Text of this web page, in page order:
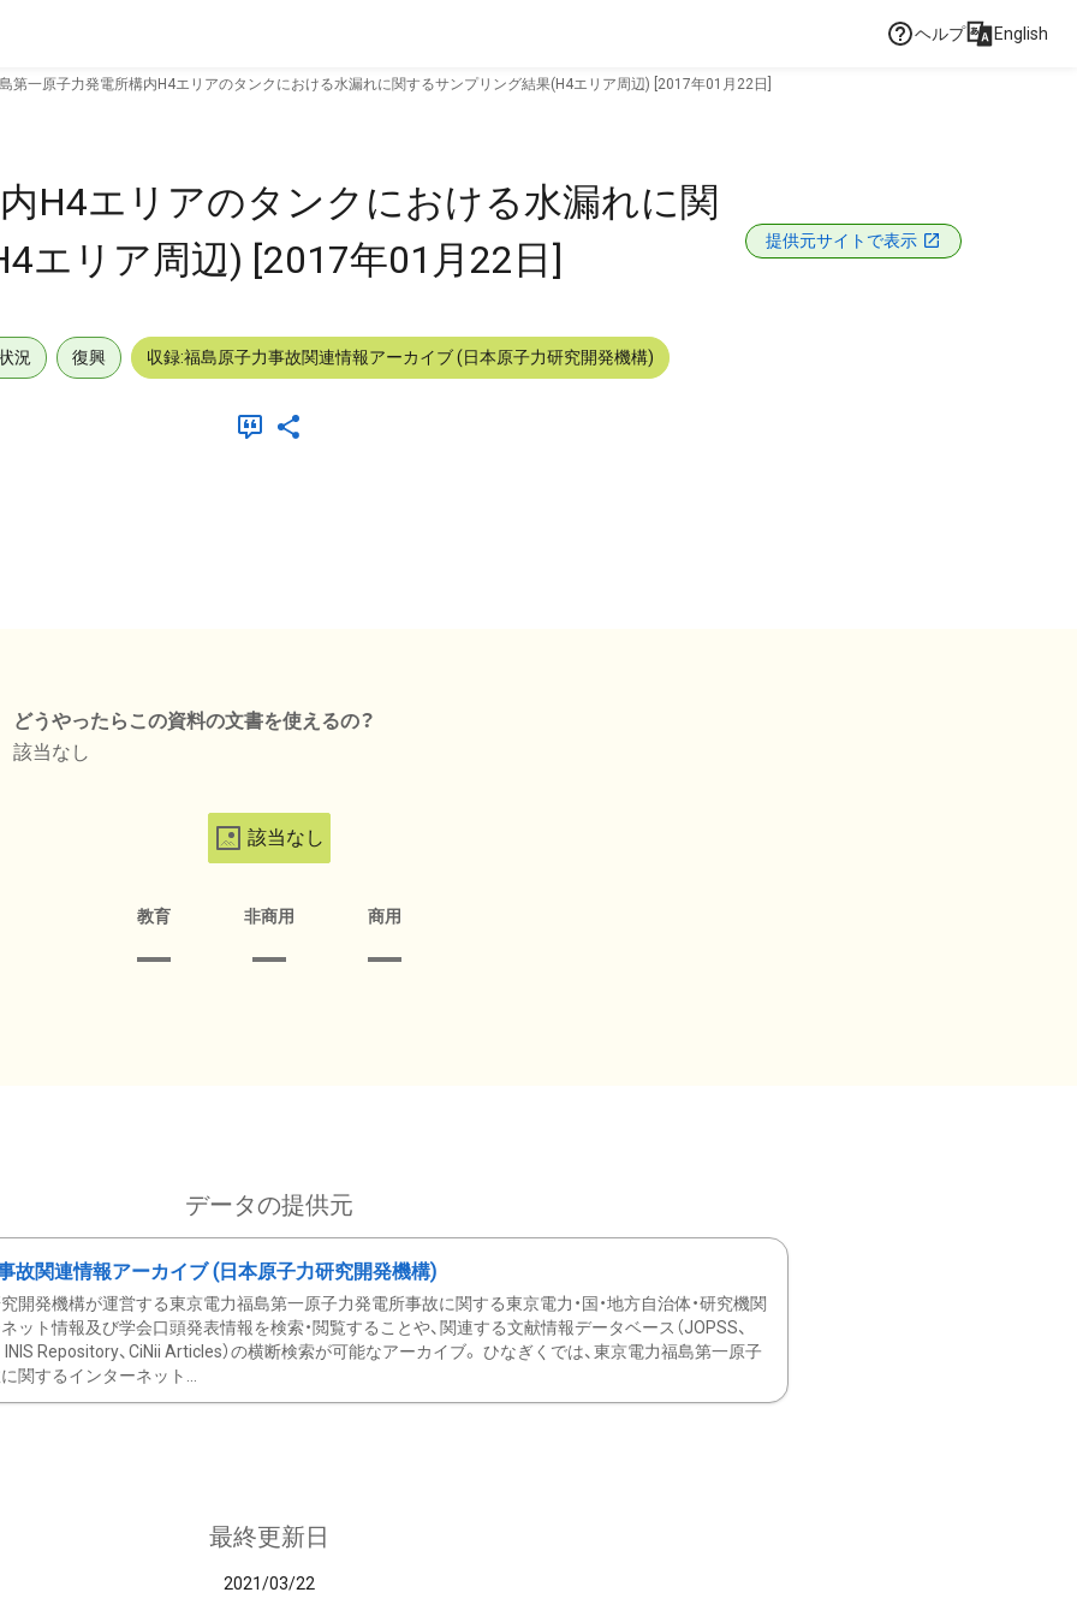
ヘルプ English
第一原子力発電所構内H4エリアのタンクにおける水漏れに関するサンプリング結果(H4エリア周辺) [2017年01月22日]
H4エリアのタンクにおける水漏れに関
エリア周辺) [2017年01月22日]
提供元サイトで表示
況 復興 収録:福島原子力事故関連情報アーカイブ (日本原子力研究開発機構)
どうやったらこの資料の文書を使えるの？
該当なし
該当なし
教育 非商用 商用
データの提供元
故関連情報アーカイブ (日本原子力研究開発機構)
開発機構が運営する東京電力福島第一原子力発電所事故に関する東京電力・国・地方自治体・研究機関
ット情報及び学会口頭発表情報を検索・閲覧することや、関連する文献情報データベース（JOPSS、
INIS Repository、CiNii Articles）の横断検索が可能なアーカイブ。 ひなぎくでは、東京電力福島第一原子
関するインターネット...
最終更新日
2021/03/22